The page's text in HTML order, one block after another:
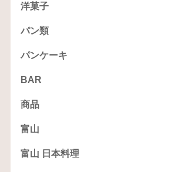
洋菓子
パン類
パンケーキ
BAR
商品
富山
富山 日本料理